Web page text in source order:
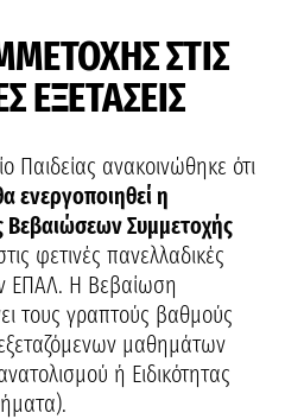
ΣΤΙΣ
ΕΞΕΤΑΣΕΙΣ
Παιδείας ανακοινώθηκε ότι
ενεργοποιηθεί η
Συμμετοχής
φετινές πανελλαδικές
ΕΠΑΛ. Η Βεβαίωση
τους γραπτούς βαθμούς
μαθημάτων
ή Ειδικότητας